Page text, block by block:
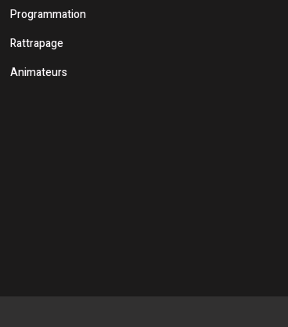
Programmation
Rattrapage
Animateurs